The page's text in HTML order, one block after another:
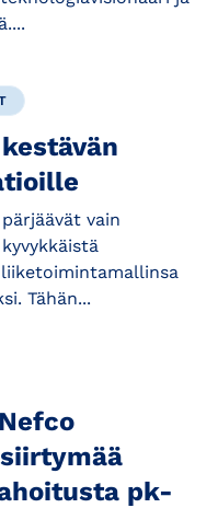
vain
Tähän...
pk-